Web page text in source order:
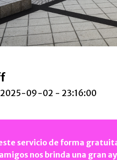
09-02 - 23:16:00
servicio de forma
nos brinda una gran